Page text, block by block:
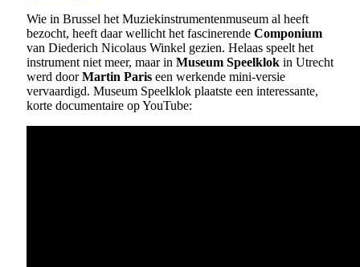
Wie in Brussel het Muziekinstrumentenmuseum al heeft
bezocht, heeft daar wellicht het fascinerende Componium
van Diederich Nicolaus Winkel gezien. Helaas speelt het
instrument niet meer, maar in Museum Speelklok in Utrecht
werd doorMartin Paris een werkende mini-versie
vervaardigd. Museum Speelklok plaatste een interessante,
korte documentaire op YouTube: